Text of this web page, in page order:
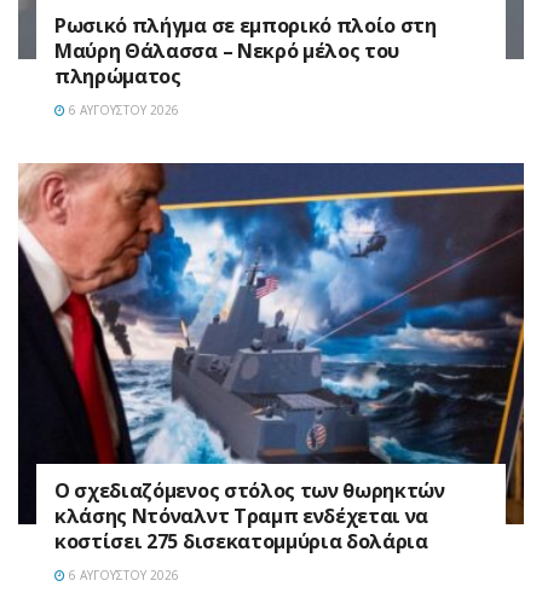
Ρωσικό πλήγμα σε εμπορικό πλοίο στη
Μαύρη Θάλασσα – Νεκρό μέλος του
πληρώματος
6 ΑΥΓΟΎΣΤΟΥ 2026
Ο σχεδιαζόμενος στόλος των θωρηκτών
κλάσης Ντόναλντ Τραμπ ενδέχεται να
κοστίσει 275 δισεκατομμύρια δολάρια
6 ΑΥΓΟΎΣΤΟΥ 2026